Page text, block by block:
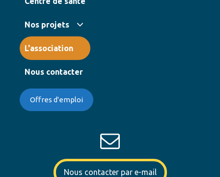
Nos projets
L'association
Nous contacter
Offres d'emploi
Nous contacter par e-mail